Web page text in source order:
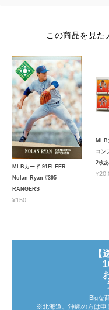
この商品を見た
MLBカード 91FLEER
Nolan Ryan #395
RANGERS
¥150
MLB
コン
2枚あ
【
Bigな
※北海道、沖縄の方は申